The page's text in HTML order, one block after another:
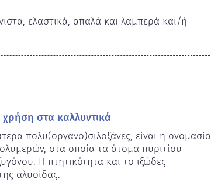
ελαστικά, απαλά και λαμπερά και/ή
στα καλλυντικά
πολυ(οργανο)σιλοξάνες, είναι η ονομασία
στα οποία τα άτομα πυριτίου
Η πτητικότητα και το ιξώδες
αλυσίδας.